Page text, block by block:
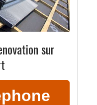
sur